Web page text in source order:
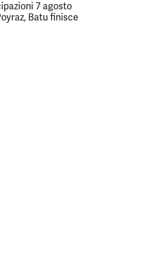
7 agosto
Batu finisce